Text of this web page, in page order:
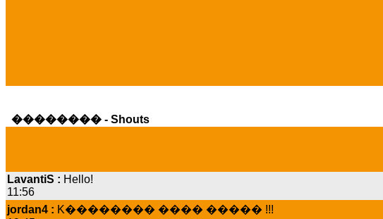
�������� - Shouts
11:56
jordan4 :K�������� ���� ����� !!!
19:45